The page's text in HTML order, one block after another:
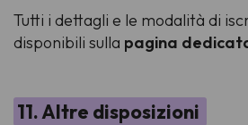
Tutti i dettagli e le modalità di
disponibili sulla pagina
11. Altre disposizioni